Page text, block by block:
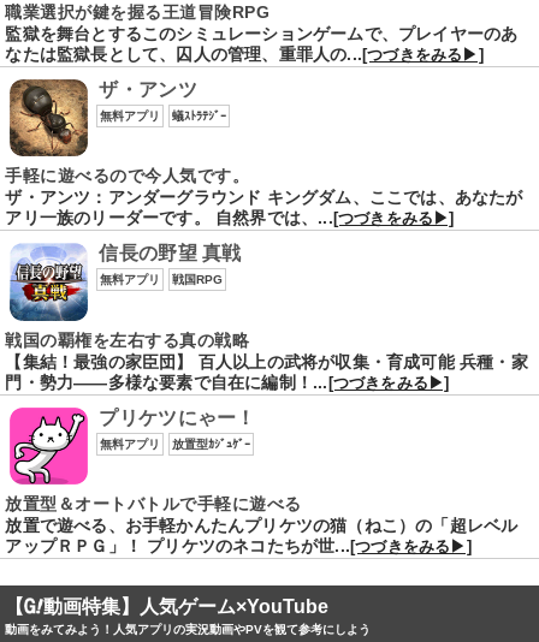
職業選択が鍵を握る王道冒険RPG
監獄を舞台とするこのシミュレーションゲームで、プレイヤーのあ
なたは監獄長として、囚人の管理、重罪人の...[つづきをみる▶]
ザ・アンツ
無料アプリ 蟻ｽﾄﾗﾃｼﾞｰ
手軽に遊べるので今人気です。
ザ・アンツ：アンダーグラウンド キングダム、ここでは、あなたが
アリ一族のリーダーです。 自然界では、... [つづきをみる▶]
信長の野望 真戦
無料アプリ 戦国RPG
戦国の覇権を左右する真の戦略
【集結！最強の家臣団】 百人以上の武将が収集・育成可能 兵種・家
門・勢力――多様な要素で自在に編制！...[つづきをみる▶]
プリケツにゃー！
無料アプリ 放置型ｶｼﾞｭｹﾞｰ
放置型＆オートバトルで手軽に遊べる
放置で遊べる、お手軽かんたんプリケツの猫（ねこ）の「超レベル
アップＲＰＧ」！ プリケツのネコたちが世...[つづきをみる▶]
【 動画特集】人気ゲーム×YouTube
動画をみてみよう！人気アプリの実況動画やPVを観て参考にしよう